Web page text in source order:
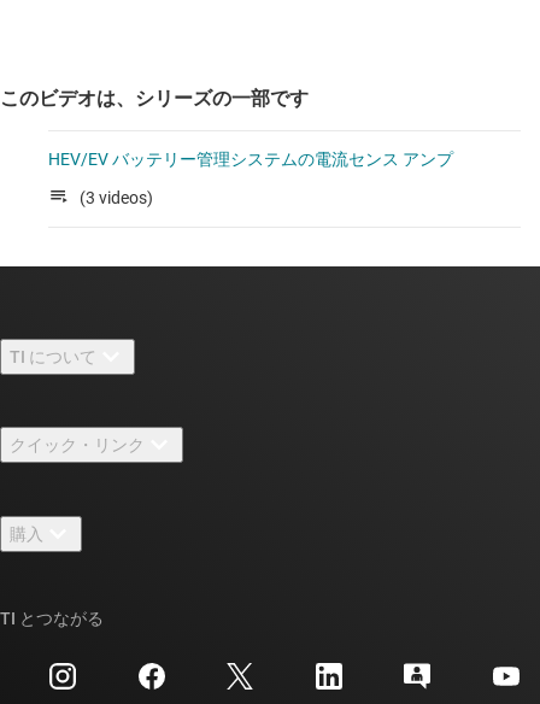
このビデオは、シリーズの一部です
HEV/EV バッテリー管理システムの電流センス アンプ
(3 videos)
TI について
採用情報
ニュース
イベント
投資家向け情報
クイック・リンク
TI E2E™ 設計サポート・フォーラム
クロスリファレンス検索
カスタマー・サポート・センター
購入
TI とつながる